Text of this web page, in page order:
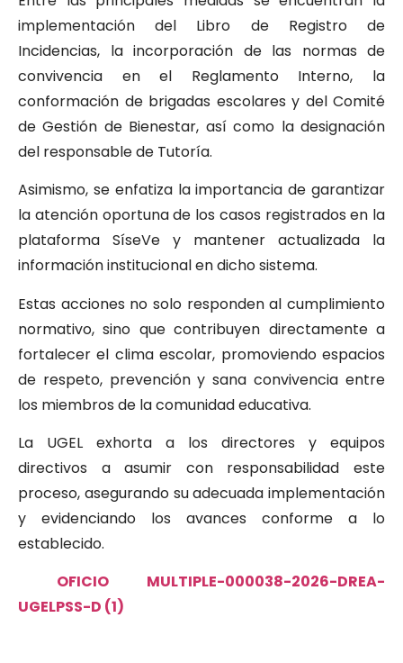
implementación del Libro de Registro de
Incidencias, la incorporación de las normas de
convivencia en el Reglamento Interno, la
conformación de brigadas escolares y del Comité
de Gestión de Bienestar, así como la designación
del responsable de Tutoría.
Asimismo, se enfatiza la importancia de garantizar
la atención oportuna de los casos registrados en la
plataforma SíseVe y mantener actualizada la
información institucional en dicho sistema.
Estas acciones no solo responden al cumplimiento
normativo, sino que contribuyen directamente a
fortalecer el clima escolar, promoviendo espacios
de respeto, prevención y sana convivencia entre
los miembros de la comunidad educativa.
La UGEL exhorta a los directores y equipos
directivos a asumir con responsabilidad este
proceso, asegurando su adecuada implementación
y evidenciando los avances conforme a lo
establecido.
OFICIO MULTIPLE-000038-2026-DREA-
UGELPSS-D (1)